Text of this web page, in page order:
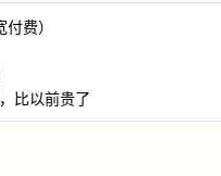
费）
比以前贵了